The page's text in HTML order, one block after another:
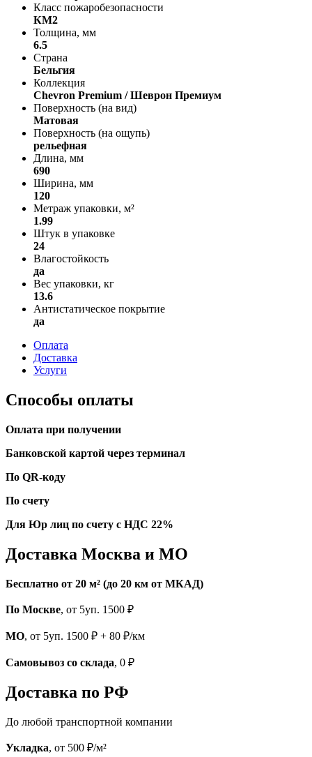
Класс пожаробезопасности
КМ2
Толщина, мм
6.5
Страна
Бельгия
Коллекция
Chevron Premium / Шеврон Премиум
Поверхность (на вид)
Матовая
Поверхность (на ощупь)
рельефная
Длина, мм
690
Ширина, мм
120
Метраж упаковки, м²
1.99
Штук в упаковке
24
Влагостойкость
да
Вес упаковки, кг
13.6
Антистатическое покрытие
да
Оплата
Доставка
Услуги
Способы оплаты
Оплата при получении
Банковской картой через терминал
По QR-коду
По счету
Для Юр лиц по счету с НДС 22%
Доставка Москва и МО
Бесплатно от 20 м² (до 20 км от МКАД)
По Москве, от 5уп. 1500 ₽
МО, от 5уп. 1500 ₽ + 80 ₽/км
Самовывоз со склада, 0 ₽
Доставка по РФ
До любой транспортной компании
Укладка, от 500 ₽/м²